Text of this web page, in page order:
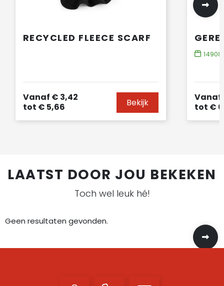
RECYCLED FLEECE SCARF
Vanaf € 3,42
tot € 5,66 Bekijk
14908
Vanaf
tot €
LAATST DOOR JOU BEKEKEN
Toch wel leuk hé!
Geen resultaten gevonden.